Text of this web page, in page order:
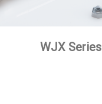
WJX Series